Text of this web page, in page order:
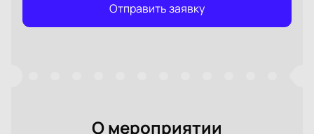
Отправить заявку
О мероприятии